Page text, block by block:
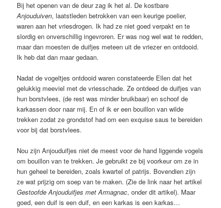
Bij het openen van de deur zag ik het al. De kostbare
Anjouduiven, laatstleden betrokken van een keurige poelier,
waren aan het vriesdrogen. Ik had ze niet goed verpakt en te
slordig en onverschillig ingevroren. Er was nog wel wat te redden,
maar dan moesten de duifjes meteen uit de vriezer en ontdooid.
Ik heb dat dan maar gedaan.
Nadat de vogeltjes ontdooid waren constateerde Ellen dat het
gelukkig meeviel met de vriesschade. Ze ontdeed de duifjes van
hun borstvlees, (de rest was minder bruikbaar) en schoof de
karkassen door naar mij. En of ik er een bouillon van wilde
trekken zodat ze grondstof had om een exquise saus te bereiden
voor bij dat borstvlees.
Nou zijn Anjouduifjes niet de meest voor de hand liggende vogels
om bouillon van te trekken. Je gebruikt ze bij voorkeur om ze in
hun geheel te bereiden, zoals kwartel of patrijs. Bovendien zijn
ze wat prijzig om soep van te maken. (Zie de link naar het artikel
Gestoofde Anjouduifjes met Armagnac, onder dit artikel). Maar
goed, een duif is een duif, en een karkas is een karkas…